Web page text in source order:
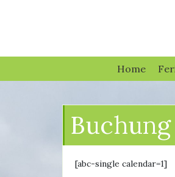
Home
Buchung
[abc-single calendar=1]